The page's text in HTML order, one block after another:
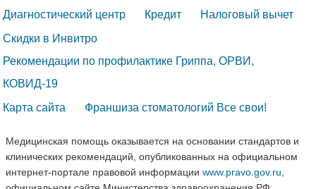
Диагностический центр
Кредит
Налоговый вычет
Скидки в Инвитро
Рекомендации по профилактике Гриппа, ОРВИ,
КОВИД-19
Карта сайта
Франшиза стоматологий Все свои!
Медицинская помощь оказывается на основании стандартов и
клинических рекомендаций, опубликованных на официальном
интернет-портале правовой информации www.pravo.gov.ru